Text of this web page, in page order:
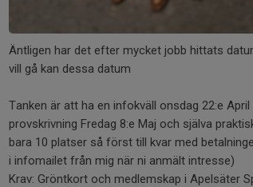
Äntligen har det efter mycket jobb hittats
vill gå kan dessa datum
Tanken är att ha en infokväll onsdag 22:e
provskrivning Fredag 8:e Maj och själva
bara 10 platser så först till kvar med
i infomailet från mig när ni anmält intresse)
Krav: Gröntkort och medlemskap i Apelsäter